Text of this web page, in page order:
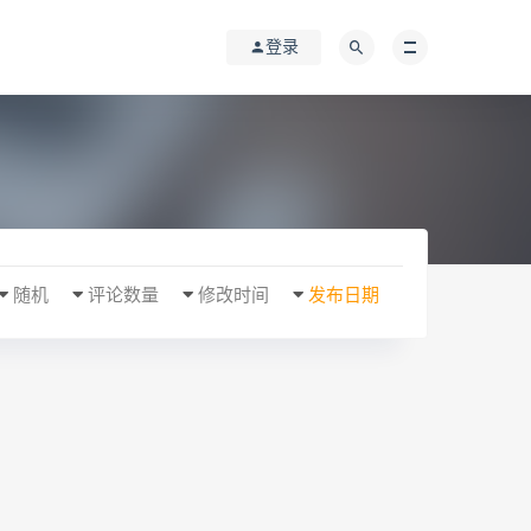
登录
发布日期
修改时间
评论数量
随机